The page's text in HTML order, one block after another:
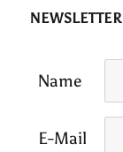
NEWSLETTER
Name
E-Mail